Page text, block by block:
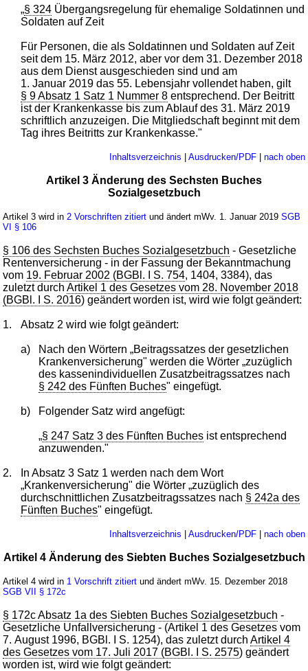
„§ 324 Übergangsregelung für ehemalige Soldatinnen und
Soldaten auf Zeit
Für Personen, die als Soldatinnen und Soldaten auf Zeit
seit dem 15. März 2012, aber vor dem 31. Dezember 2018
aus dem Dienst ausgeschieden sind und am
1. Januar 2019 das 55. Lebensjahr vollendet haben, gilt
§ 9 Absatz 1 Satz 1 Nummer 8 entsprechend. Der Beitritt
ist der Krankenkasse bis zum Ablauf des 31. März 2019
schriftlich anzuzeigen. Die Mitgliedschaft beginnt mit dem
Tag ihres Beitritts zur Krankenkasse."
Inhaltsverzeichnis | Ausdrucken/PDF| nach oben
Artikel 3 Änderung des Sechsten Buches
Sozialgesetzbuch
Artikel 3 wird in 2 Vorschriften zitiert und ändert mWv. 1. Januar 2019SGB
VI § 106
§ 106 des Sechsten Buches Sozialgesetzbuch - Gesetzliche
Rentenversicherung - in der Fassung der Bekanntmachung
vom 19. Februar 2002 (BGBl. I S. 754, 1404, 3384), das
zuletzt durchArtikel 1 des Gesetzes vom 28. November 2018
(BGBl. I S. 2016) geändert worden ist, wird wie folgt geändert:
1. Absatz 2 wird wie folgt geändert:
a)
Nach den Wörtern „Beitragssatzes der gesetzlichen
Krankenversicherung" werden die Wörter „zuzüglich
des kassenindividuellen Zusatzbeitragssatzes nach
§ 242 des Fünften Buches" eingefügt.
b) Folgender Satz wird angefügt:
„§ 247 Satz 3 des Fünften Buchesist entsprechend
anzuwenden."
2.
In Absatz 3 Satz 1 werden nach dem Wort
„Krankenversicherung" die Wörter „zuzüglich des
durchschnittlichen Zusatzbeitragssatzes nach § 242a des
Fünften Buches" eingefügt.
Inhaltsverzeichnis | Ausdrucken/PDF| nach oben
Artikel 4 Änderung des Siebten Buches Sozialgesetzbuch
Artikel 4 wird in 1 Vorschrift zitiert und ändert mWv. 15. Dezember 2018
SGB VII § 172c
§ 172c Absatz 1a des Siebten Buches Sozialgesetzbuch -
Gesetzliche Unfallversicherung - (Artikel 1 des Gesetzes vom
7. August 1996, BGBl. I S. 1254), das zuletzt durchArtikel 4
des Gesetzes vom 17. Juli 2017 (BGBl. I S. 2575) geändert
worden ist, wird wie folgt geändert: